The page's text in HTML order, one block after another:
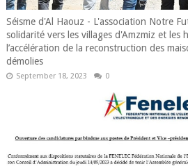
Séisme d'Al Haouz - L'association Notre
solidarité vers les villages d'Amzmiz et les
l’accélération de la reconstruction des
démolies
September 18, 2023 0